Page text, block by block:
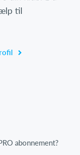
til
abonnement?